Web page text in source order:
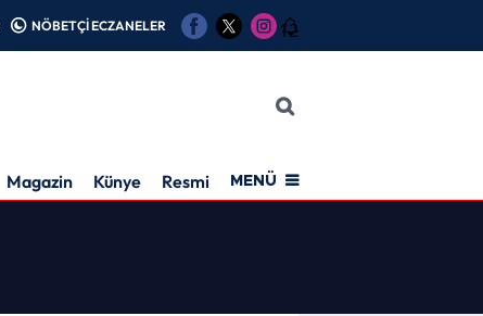
NÖBETÇİ ECZANELER 12
Magazin Künye Resmi İlanMENÜ